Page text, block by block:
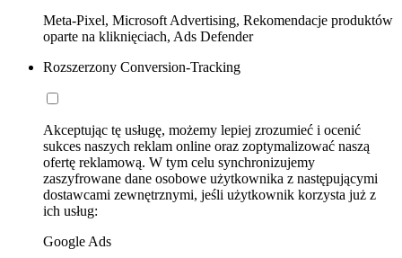
Meta-Pixel, Microsoft Advertising, Rekomendacje produktów
oparte na kliknięciach, Ads Defender
Rozszerzony Conversion-Tracking
Akceptując tę usługę, możemy lepiej zrozumieć i ocenić
sukces naszych reklam online oraz zoptymalizować naszą
ofertę reklamową. W tym celu synchronizujemy
zaszyfrowane dane osobowe użytkownika z następującymi
dostawcami zewnętrznymi, jeśli użytkownik korzysta już z
ich usług:
Google Ads